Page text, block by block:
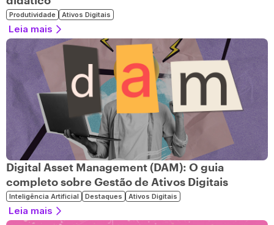
Produtividade Ativos Digitais
Leia mais
Digital Asset Management (DAM): O guia
completo sobre Gestão de Ativos Digitais
Inteligência Artificial Destaques Ativos Digitais
Leia mais